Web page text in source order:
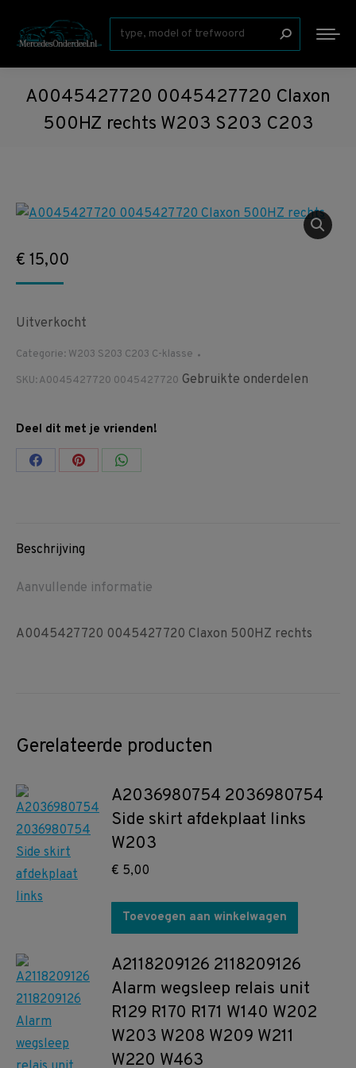
Zoeken:
A0045427720 0045427720 Claxon
500HZ rechts W203 S203 C203
€ 15,00
Uitverkocht
Categorie: W203 S203 C203 C-klasse
SKU:A0045427720 0045427720 Gebruikte onderdelen
Deel dit met je vrienden!
Share Share Share
Beschrijving
Aanvullende informatie
A0045427720 0045427720 Claxon 500HZ rechts
Gerelateerde producten
A2036980754 2036980754
Side skirt afdekplaat links
W203
€ 5,00
Toevoegen aan winkelwagen
A2118209126 2118209126
Alarm wegsleep relais unit
R129 R170 R171 W140 W202
W203 W208 W209 W211
W220 W463